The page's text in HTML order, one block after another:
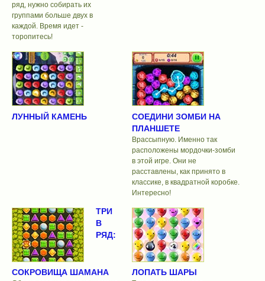
ряд, нужно собирать их
группами больше двух в
каждой. Время идет -
торопитесь!
ЛУННЫЙ КАМЕНЬ
СОЕДИНИ ЗОМБИ НА
ПЛАНШЕТЕ
Врассыпную. Именно так
расположены мордочки-зомби
в этой игре. Они не
расставлены, как принято в
классике, в квадратной коробке.
Интересно!
ТРИ
В
РЯД:
СОКРОВИЩА ШАМАНА ЛОПАТЬ ШАРЫ